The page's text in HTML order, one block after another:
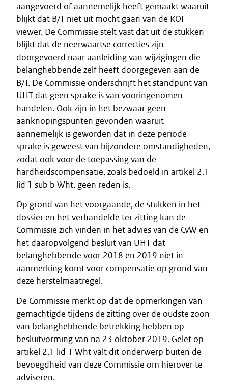
aangevoerd of aannemelijk heeft gemaakt waaruit
blijkt dat B/T niet uit mocht gaan van de KOI-
viewer. De Commissie stelt vast dat uit de stukken
blijkt dat de neerwaartse correcties zijn
doorgevoerd naar aanleiding van wijzigingen die
belanghebbende zelf heeft doorgegeven aan de
B/T. De Commissie onderschrijft het standpunt van
UHT dat geen sprake is van vooringenomen
handelen. Ook zijn in het bezwaar geen
aanknopingspunten gevonden waaruit
aannemelijk is geworden dat in deze periode
sprake is geweest van bijzondere omstandigheden,
zodat ook voor de toepassing van de
hardheidscompensatie, zoals bedoeld in artikel 2.1
lid 1 sub b Wht, geen reden is.
Op grond van het voorgaande, de stukken in het
dossier en het verhandelde ter zitting kan de
Commissie zich vinden in het advies van de CvW en
het daaropvolgend besluit van UHT dat
belanghebbende voor 2018 en 2019 niet in
aanmerking komt voor compensatie op grond van
deze herstelmaatregel.
De Commissie merkt op dat de opmerkingen van
gemachtigde tijdens de zitting over de oudste zoon
van belanghebbende betrekking hebben op
besluitvorming van na 23 oktober 2019. Gelet op
artikel 2.1 lid 1 Wht valt dit onderwerp buiten de
bevoegdheid van deze Commissie om hierover te
adviseren.